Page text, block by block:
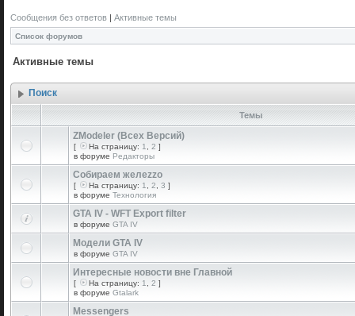
Сообщения без ответов | Активные темы
Список форумов
Активные темы
Поиск
Темы
ZModeler (Всех Версий)
[ На страницу: 1 2 ]
в форуме Редакторы
Собираем желеzzо
[ На страницу: 1 2 3 ]
в форуме Технология
GTA IV - WFT Export filter
в форуме GTA IV
Модели GTA IV
в форуме GTA IV
Интересные новости вне Главной
[ На страницу: 1 2 ]
в форуме Gtalark
Messengers